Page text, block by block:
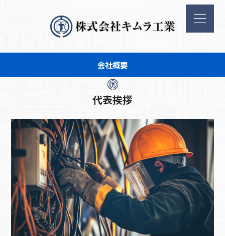
会社概要
代表挨拶